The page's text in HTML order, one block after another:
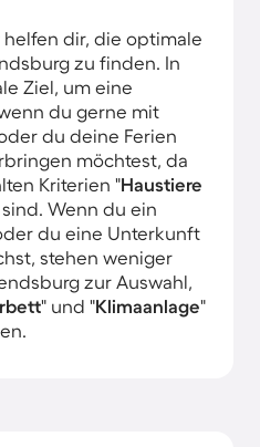
dir, die optimale
zu finden. In
Ziel, um eine
du gerne mit
du deine Ferien
möchtest, da
Kriterien "Haustiere
sind. Wenn du ein
du eine Unterkunft
stehen weniger
zur Auswahl,
" und "Klimaanlage"